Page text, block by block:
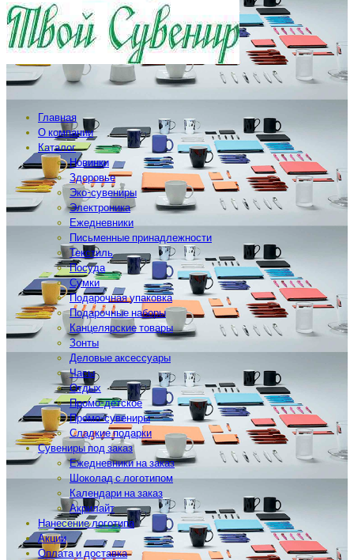
Главная
О компании
Каталог
Новинки
Здоровье
Эко-сувениры
Электроника
Ежедневники
Письменные принадлежности
Текстиль
Посуда
Сумки
Подарочная упаковка
Подарочные наборы
Канцелярские товары
Зонты
Деловые аксессуары
Часы
Отдых
Промо-детское
Промо-сувениры
Сладкие подарки
Сувениры под заказ
Ежедневники на заказ
Шоколад с логотипом
Календари на заказ
Акрилайт
Нанесение логотипа
Акции
Оплата и доставка